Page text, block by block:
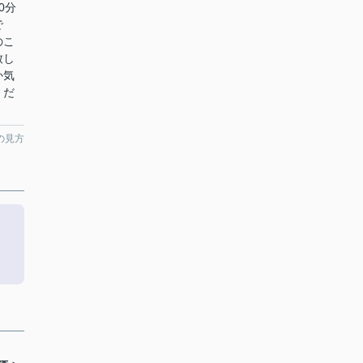
分
気
だ
見方